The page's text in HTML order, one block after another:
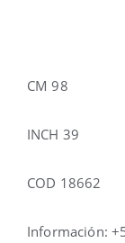
CM 98
INCH 39
COD 18662
Información: